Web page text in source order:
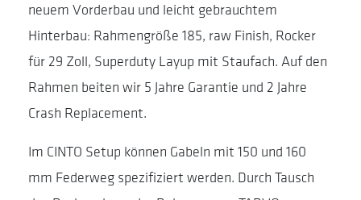
neuem Vorderbau und leicht gebrauchtem
Hinterbau: Rahmengröße 185, raw Finish, Rocker
für 29 Zoll, Superduty Layup mit Staufach. Auf den
Rahmen beiten wir 5 Jahre Garantie und 2 Jahre
Crash Replacement.
Im CINTO Setup können Gabeln mit 150 und 160
mm Federweg spezifiziert werden. Durch Tausch